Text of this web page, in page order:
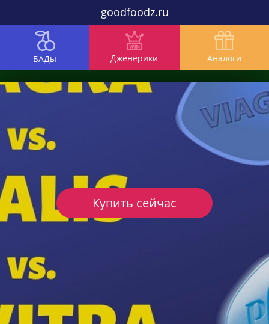
goodfoodz.ru
БАДы Дженерики Аналоги
Купить сейчас